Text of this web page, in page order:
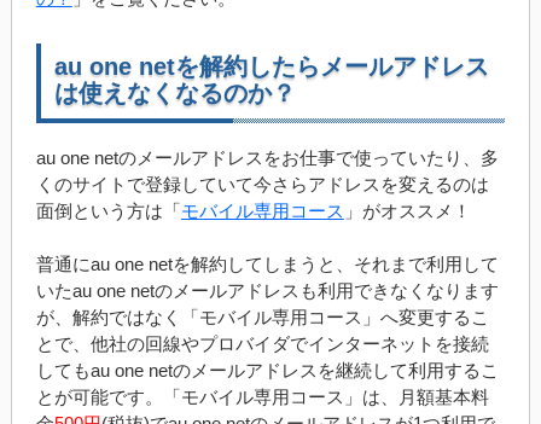
au one netを解約したらメールアドレス
は使えなくなるのか？
au one netのメールアドレスをお仕事で使っていたり、多
くのサイトで登録していて今さらアドレスを変えるのは
面倒という方は「モバイル専用コース 」がオススメ！
普通にau one netを解約してしまうと、それまで利用して
いたau one netのメールアドレスも利用できなくなります
が、解約ではなく「モバイル専用コース」へ変更するこ
とで、他社の回線やプロバイダでインターネットを接続
してもau one netのメールアドレスを継続して利用するこ
とが可能です。「モバイル専用コース」は、月額基本料